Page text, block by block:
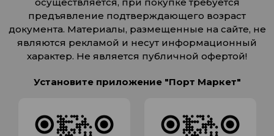
предъявление подтверждающего возраст
документа. Материалы, размещенные на сайте, не
являются рекламой и несут информационный
характер. Не является публичной офертой!
Установите приложение "Порт Маркет"